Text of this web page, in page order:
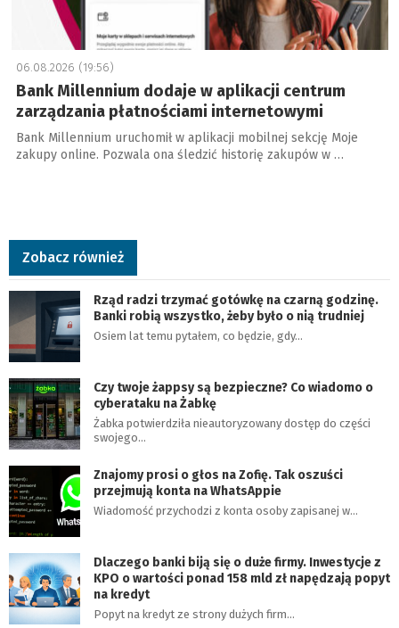
06.08.2026 (19:56)
Bank Millennium dodaje w aplikacji centrum
zarządzania płatnościami internetowymi
Bank Millennium uruchomił w aplikacji mobilnej sekcję Moje
zakupy online. Pozwala ona śledzić historię zakupów w …
Zobacz również
Rząd radzi trzymać gotówkę na czarną godzinę.
Banki robią wszystko, żeby było o nią trudniej
Osiem lat temu pytałem, co będzie, gdy…
Czy twoje żappsy są bezpieczne? Co wiadomo o
cyberataku na Żabkę
Żabka potwierdziła nieautoryzowany dostęp do części
swojego…
Znajomy prosi o głos na Zofię. Tak oszuści
przejmują konta na WhatsAppie
Wiadomość przychodzi z konta osoby zapisanej w…
Dlaczego banki biją się o duże firmy. Inwestycje z
KPO o wartości ponad 158 mld zł napędzają popyt
na kredyt
Popyt na kredyt ze strony dużych firm…